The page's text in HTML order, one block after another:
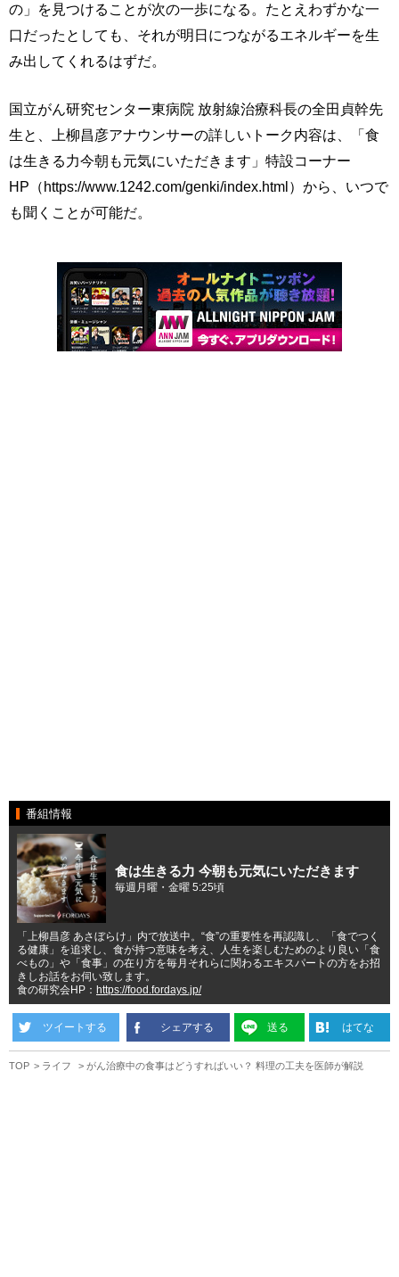
の」を見つけることが次の一歩になる。たとえわずかな一
口だったとしても、それが明日につながるエネルギーを生
み出してくれるはずだ。
国立がん研究センター東病院 放射線治療科長の全田貞幹先
生と、上柳昌彦アナウンサーの詳しいトーク内容は、「食
は生きる力今朝も元気にいただきます」特設コーナー
HP（https://www.1242.com/genki/index.html）から、いつで
も聞くことが可能だ。
番組情報
食は生きる力 今朝も元気にいただきます
毎週月曜・金曜 5:25頃
「上柳昌彦 あさぼらけ」内で放送中。“食”の重要性を再認識し、「食でつく
る健康」を追求し、食が持つ意味を考え、人生を楽しむためのより良い「食
べもの」や「食事」の在り方を毎月それらに関わるエキスパートの方をお招
きしお話をお伺い致します。
食の研究会HP： https://food.fordays.jp/
ツイートする シェアする 送る はてな
TOP ライフ がん治療中の食事はどうすればいい？ 料理の工夫を医師が解説